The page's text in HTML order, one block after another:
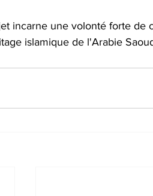
incarne une volonté forte de
islamique de l'Arabie